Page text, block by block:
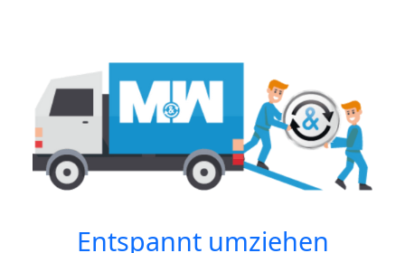
Entspannt umziehen